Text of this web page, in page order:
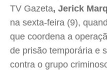
TV Gazeta, Jerick
na sexta-feira (9),
que coordena a
de prisão temporária e
contra o grupo